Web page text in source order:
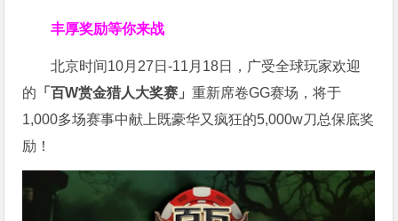
丰厚奖励等你来战
北京时间10月27日-11月18日，广受全球玩家欢迎
的 「百W赏金猎人大奖赛」重新席卷GG赛场，将于
1,000多场赛事中献上既豪华又疯狂的5,000w刀总保底奖
励！